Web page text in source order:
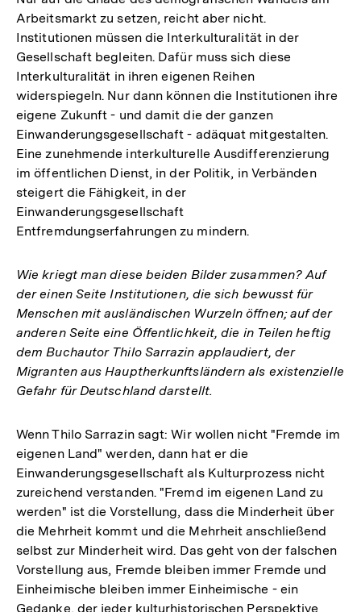
Arbeitsmarkt zu setzen, reicht aber nicht.
Institutionen müssen die Interkulturalität in der
Gesellschaft begleiten. Dafür muss sich diese
Interkulturalität in ihren eigenen Reihen
widerspiegeln. Nur dann können die Institutionen ihre
eigene Zukunft - und damit die der ganzen
Einwanderungsgesellschaft - adäquat mitgestalten.
Eine zunehmende interkulturelle Ausdifferenzierung
im öffentlichen Dienst, in der Politik, in Verbänden
steigert die Fähigkeit, in der
Einwanderungsgesellschaft
Entfremdungserfahrungen zu mindern.
Wie kriegt man diese beiden Bilder zusammen? Auf
der einen Seite Institutionen, die sich bewusst für
Menschen mit ausländischen Wurzeln öffnen; auf der
anderen Seite eine Öffentlichkeit, die in Teilen heftig
dem Buchautor Thilo Sarrazin applaudiert, der
Migranten aus Hauptherkunftsländern als existenzielle
Gefahr für Deutschland darstellt.
Wenn Thilo Sarrazin sagt: Wir wollen nicht "Fremde im
eigenen Land" werden, dann hat er die
Einwanderungsgesellschaft als Kulturprozess nicht
zureichend verstanden. "Fremd im eigenen Land zu
werden" ist die Vorstellung, dass die Minderheit über
die Mehrheit kommt und die Mehrheit anschließend
selbst zur Minderheit wird. Das geht von der falschen
Vorstellung aus, Fremde bleiben immer Fremde und
Einheimische bleiben immer Einheimische - ein
Gedanke, der jeder kulturhistorischen Perspektive